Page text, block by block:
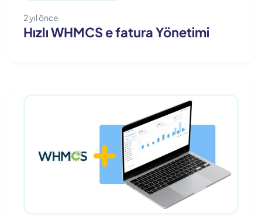
2 yıl önce
Hızlı WHMCS e fatura Yönetimi